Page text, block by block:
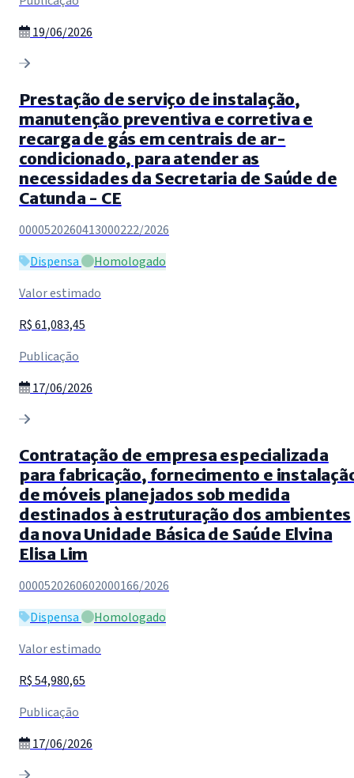
19/06/2026
Prestação de serviço de instalação,
manutenção preventiva e corretiva e
recarga de gás em centrais de ar-
condicionado, para atender as
necessidades da Secretaria de Saúde de
Catunda - CE
0000520260413000222/2026
Dispensa
Homologado
Valor estimado
R$ 61,083,45
Publicação
17/06/2026
Contratação de empresa especializada
para fabricação, fornecimento e
de móveis planejados sob medida
destinados à estruturação dos ambientes
da nova Unidade Básica de Saúde Elvina
Elisa Lim
0000520260602000166/2026
Dispensa
Homologado
Valor estimado
R$ 54,980,65
Publicação
17/06/2026